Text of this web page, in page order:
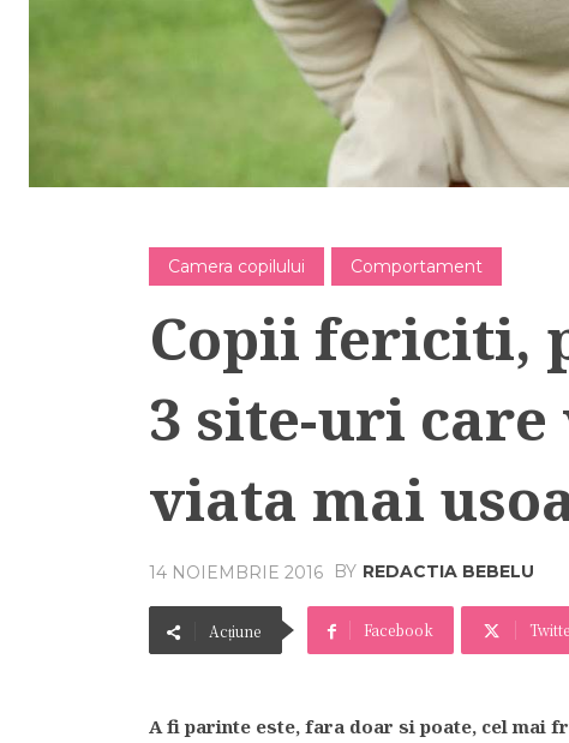
Camera copilului Comportament
Copii fericiti,
3 site-uri care
viata mai
14 NOIEMBRIE 2016 BY REDACTIA BEBELU
Acțiune Facebook
A fi parinte este, fara doar si poate, cel mai